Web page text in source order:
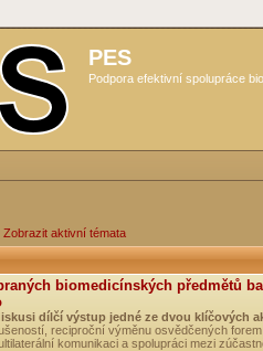
PES
Podpora efektivní spolupráce
Zobrazit aktivní témata
biomedicínských předmětů
dílčí výstup jedné ze dvou klíčových
reciproční výměnu osvědčených
komunikaci a spolupráci mezi